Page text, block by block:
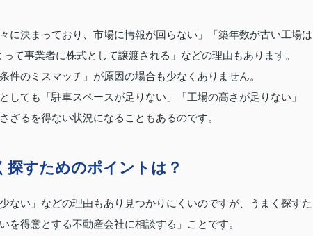
に決まっており、市場に情報が回らない」「築年数が古い工場は
て事業者に株式として譲渡される」などの理由もあります。
件のミスマッチ」が原因の場合も少なくありません。
しても「駐車スペースが足りない」「工場の高さが足りない」
ざるを得ない状況になることもあるのです。
探すためのポイントは？
ない」などの理由もあり見つかりにくいのですが、うまく探すた
得意とする不動産会社に相談する」ことです。